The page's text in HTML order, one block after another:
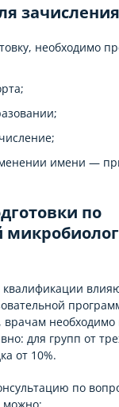
зачисления
необходимо
имени —
по
врачам необходимо
для групп от
от 10%.
по